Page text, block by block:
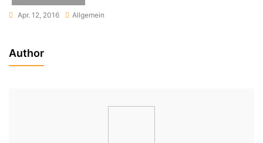
Apr. 12, 2016 Allgemein
Author